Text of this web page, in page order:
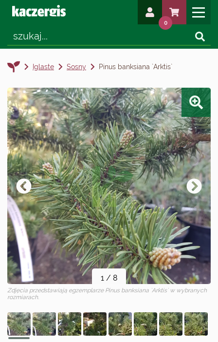
0
Iglaste Sosny Pinus banksiana `Arktis`
1 / 8
Zdjęcia przedstawiają egzemplarze Pinus banksiana `Arktis`w wybranych
rozmiarach.